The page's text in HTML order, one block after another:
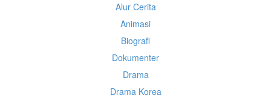
Alur Cerita
Animasi
Biografi
Dokumenter
Drama
Drama Korea